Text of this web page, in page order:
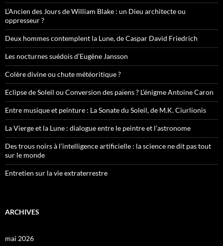
L’Ancien des Jours de William Blake : un Dieu architecte ou
oppresseur ?
Deux hommes contemplent la Lune, de Caspar David Friedrich
Les nocturnes suédois d’Eugène Jansson
Colère divine ou chute météoritique ?
Eclipse de Soleil ou Conversion des païens ? L’énigme Antoine Caron
Entre musique et peinture : La Sonate du Soleil, de M.K. Ciurlionis
La Vierge et la Lune : dialogue entre le peintre et l’astronome
Des trous noirs à l’intelligence artificielle : la science ne dit pas tout
sur le monde
Entretien sur la vie extraterrestre
ARCHIVES
mai 2026